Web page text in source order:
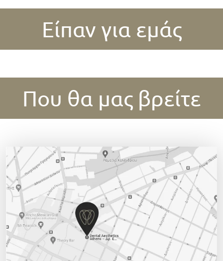
Είπαν για εμάς
Που θα μας βρείτε